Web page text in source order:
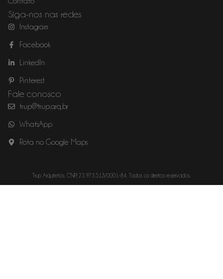
Siga-nos nas redes
Instagram
Facebook
LinkedIn
Pinterest
Fale conosco
trup@trup.arq.br
WhatsApp
Rota no Google Maps
Trup Arquitetos. CNPJ 23.973.513/0001-84. Todos os direitos reservados.